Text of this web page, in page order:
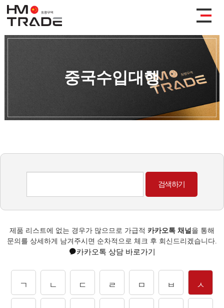
중국수입대행
제품 리스트에 없는 경우가 많으므로 가급적 카카오톡 채널 을 통해
문의를 상세하게 남겨주시면 순차적으로 체크 후 회신드리겠습니다.
카카오톡 상담 바로가기
ㄱ ㄴ ㄷ ㄹ ㅁ ㅂ ㅅ